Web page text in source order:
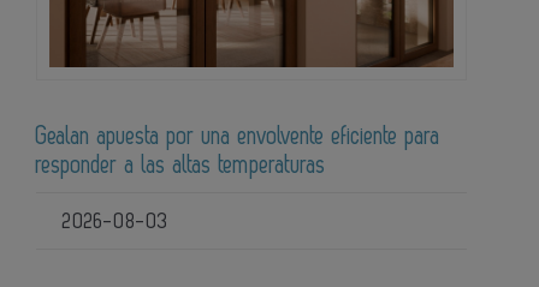
Gealan apuesta por una envolvente eficiente para
responder a las altas temperaturas
2026-08-03